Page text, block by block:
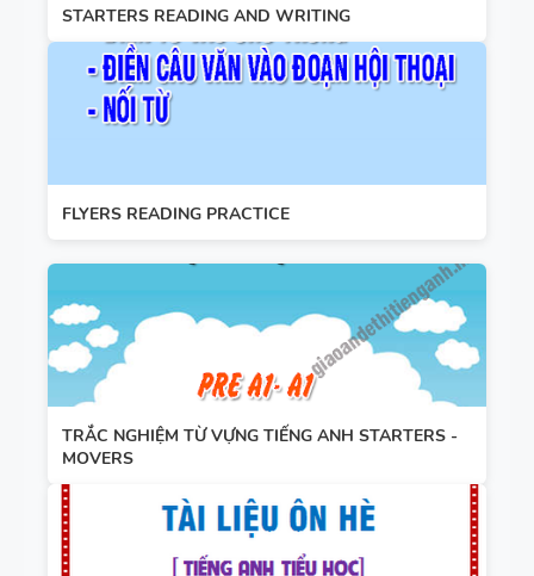
STARTERS READING AND WRITING
FLYERS READING PRACTICE
TRẮC NGHIỆM TỪ VỰNG TIẾNG ANH STARTERS -
MOVERS